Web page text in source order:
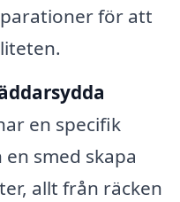
för att
en specifik
smed skapa
allt från räcken